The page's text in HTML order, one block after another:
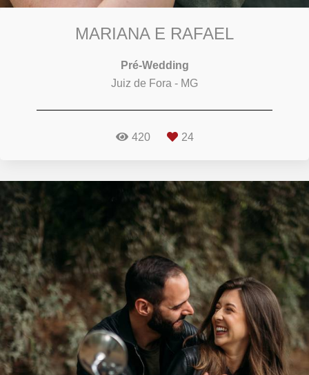
MARIANA E RAFAEL
Pré-Wedding
Juiz de Fora - MG
420 24